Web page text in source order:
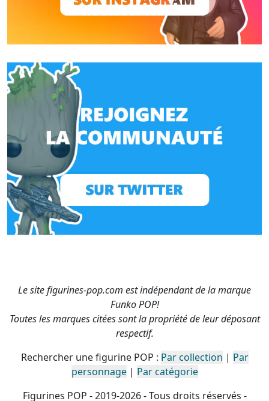
Le site figurines-pop.com est indépendant de la marque
Funko POP!
Toutes les marques citées sont la propriété de leur déposant
respectif.
Rechercher une figurine POP : Par collection | Par
personnage| Par catégorie
Figurines POP - 2019-2026 - Tous droits réservés -